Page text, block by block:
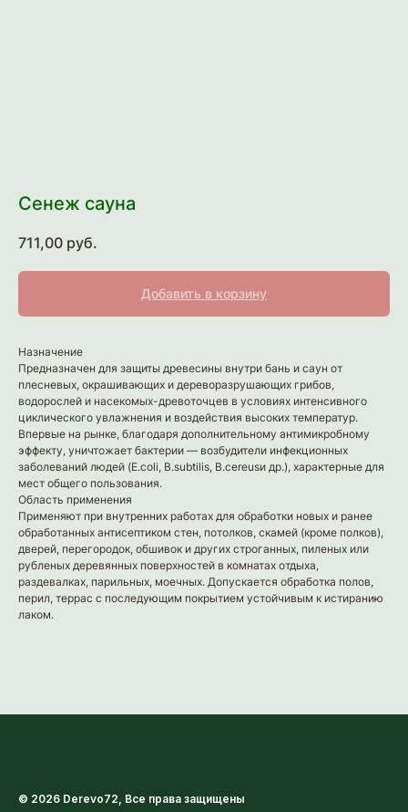
Сенеж сауна
711,00 руб.
Добавить в корзину
Назначение
Предназначен для защиты древесины внутри бань и саун от
плесневых, окрашивающих и дереворазрушающих грибов,
водорослей и насекомых-древоточцев в условиях интенсивного
циклического увлажнения и воздействия высоких температур.
Впервые на рынке, благодаря дополнительному антимикробному
эффекту, уничтожает бактерии — возбудители инфекционных
заболеваний людей (E.coli, B.subtilis, B.cereusи др.), характерные для
мест общего пользования.
Область применения
Применяют при внутренних работах для обработки новых и ранее
обработанных антисептиком стен, потолков, скамей (кроме полков),
дверей, перегородок, обшивок и других строганных, пиленых или
рубленых деревянных поверхностей в комнатах отдыха,
раздевалках, парильных, моечных. Допускается обработка полов,
перил, террас с последующим покрытием устойчивым к истиранию
лаком.
© 2026 Derevo72, Все права защищены